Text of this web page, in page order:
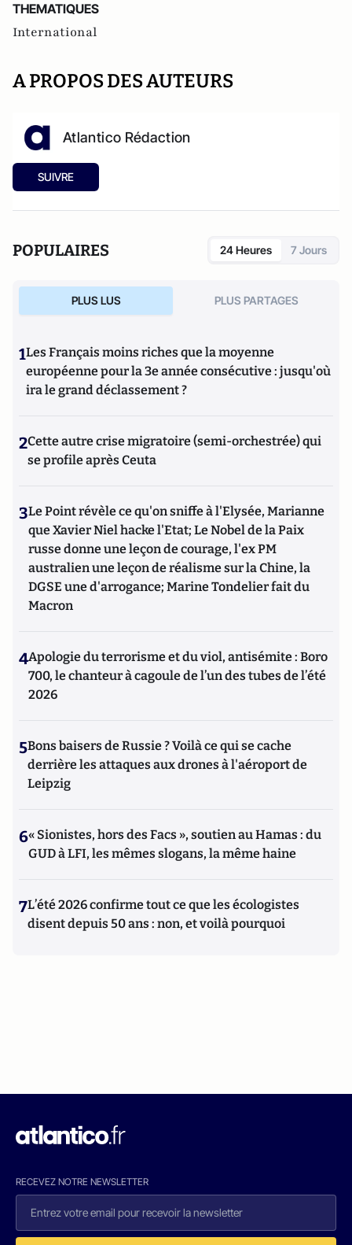
THEMATIQUES
International
A PROPOS DES AUTEURS
Atlantico Rédaction
SUIVRE
POPULAIRES 24 Heures 7 Jours
PLUS LUS PLUS PARTAGES
1Les Français moins riches que la moyenne
européenne pour la 3e année consécutive : jusqu'où
ira le grand déclassement ?
2Cette autre crise migratoire (semi-orchestrée) qui
se profile après Ceuta
3Le Point révèle ce qu'on sniffe à l'Elysée, Marianne
que Xavier Niel hacke l'Etat; Le Nobel de la Paix
russe donne une leçon de courage, l'ex PM
australien une leçon de réalisme sur la Chine, la
DGSE une d'arrogance; Marine Tondelier fait du
Macron
4Apologie du terrorisme et du viol, antisémite : Boro
700, le chanteur à cagoule de l’un des tubes de l’été
2026
5Bons baisers de Russie ? Voilà ce qui se cache
derrière les attaques aux drones à l'aéroport de
Leipzig
6« Sionistes, hors des Facs », soutien au Hamas : du
GUD à LFI, les mêmes slogans, la même haine
7L’été 2026 confirme tout ce que les écologistes
disent depuis 50 ans : non, et voilà pourquoi
RECEVEZ NOTRE NEWSLETTER